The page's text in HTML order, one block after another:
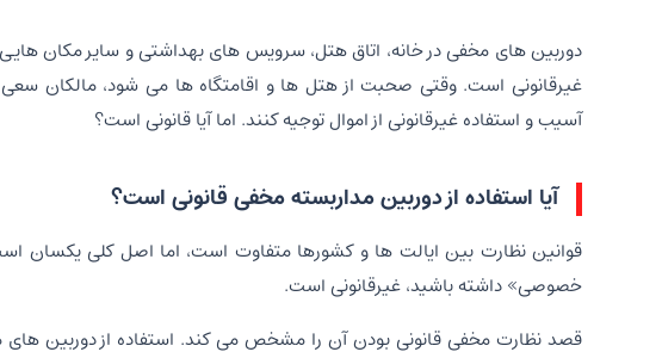
دوربین های مخفی در خانه، اتاق هتل، سرویس های بهداشتی و سایر مکان
غیرقانونی است. وقتی صحبت از هتل ها و اقامتگاه ها می شود، مالکان
آسیب و استفاده غیرقانونی از اموال توجیه کنند. اما آیا قانونی است؟
آیا استفاده از دوربین مداربسته مخفی قانونی است؟
قوانین نظارت بین ایالت ها و کشورها متفاوت است، اما اصل کلی یکسان
خصوصی» داشته باشید، غیرقانونی است.
قصد نظارت مخفی قانونی بودن آن را مشخص می کند. استفاده از دوربین